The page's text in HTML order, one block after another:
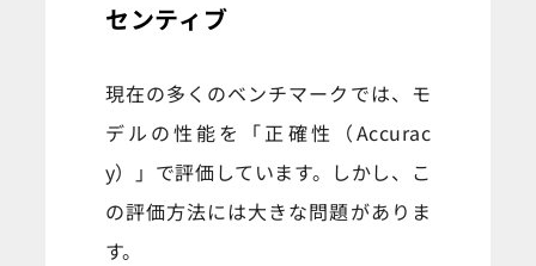
センティブ
現在の多くのベンチマークでは、モ
デルの性能を「正確性（Accurac
y）」で評価しています。しかし、こ
の評価方法には大きな問題がありま
す。